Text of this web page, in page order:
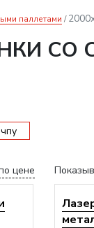
паллетами
цене